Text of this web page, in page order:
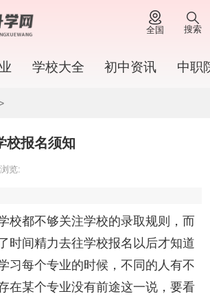
全国 搜索
学校大全 初中资讯 中职
校报名须知
览:
校都不够关注学校的录取规则，而
时间精力去往学校报名以后才知道
习每个专业的时候，不同的人有不
在某个专业没有前途这一说，要看